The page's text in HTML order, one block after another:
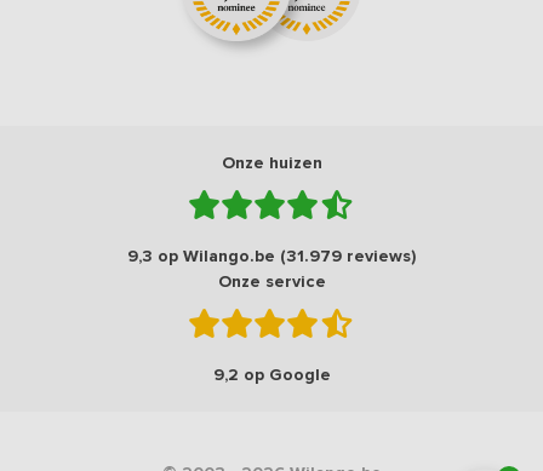
Onze huizen
9,3 op Wilango.be (31.979 reviews)
Onze service
9,2 op Google